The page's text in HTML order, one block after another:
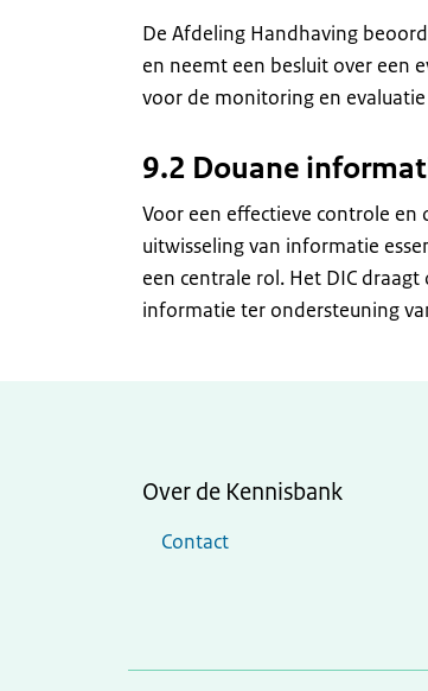
De Afdeling Handhaving
en neemt een besluit over een
voor de monitoring en
9.2 Douane
Voor een effectieve controle
uitwisseling van informatie
een centrale rol. Het DIC
informatie ter ondersteuning
Over de Kennisbank
Contact